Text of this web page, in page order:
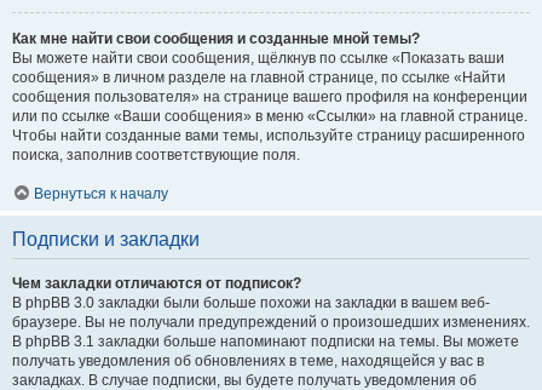
Как мне найти свои сообщения и созданные мной темы?
Вы можете найти свои сообщения, щёлкнув по ссылке «Показать ваши
сообщения» в личном разделе на главной странице, по ссылке «Найти
сообщения пользователя» на странице вашего профиля на конференции
или по ссылке «Ваши сообщения» в меню «Ссылки» на главной странице.
Чтобы найти созданные вами темы, используйте страницу расширенного
поиска, заполнив соответствующие поля.
Вернуться к началу
Подписки и закладки
Чем закладки отличаются от подписок?
В phpBB 3.0 закладки были больше похожи на закладки в вашем веб-
браузере. Вы не получали предупреждений о произошедших изменениях.
В phpBB 3.1 закладки больше напоминают подписки на темы. Вы можете
получать уведомления об обновлениях в теме, находящейся у вас в
закладках. В случае подписки, вы будете получать уведомления об